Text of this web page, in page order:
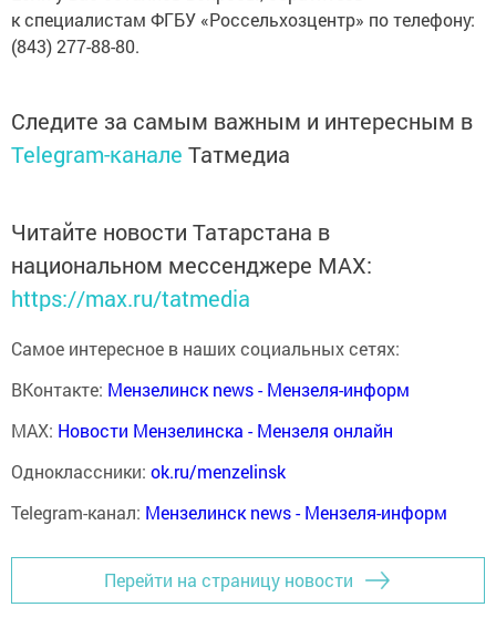
к специалистам ФГБУ «Россельхозцентр» по телефону:
(843) 277-88-80.
Следите за самым важным и интересным в
Telegram-канале Татмедиа
Читайте новости Татарстана в
национальном мессенджере MАХ:
https://max.ru/tatmedia
Самое интересное в наших социальных сетях:
ВКонтакте: Мензелинск news - Мензеля-информ
MAX: Новости Мензелинска - Мензеля онлайн
Одноклассники: ok.ru/menzelinsk
Telegram-канал: Мензелинск news - Мензеля-информ
Перейти на страницу новости